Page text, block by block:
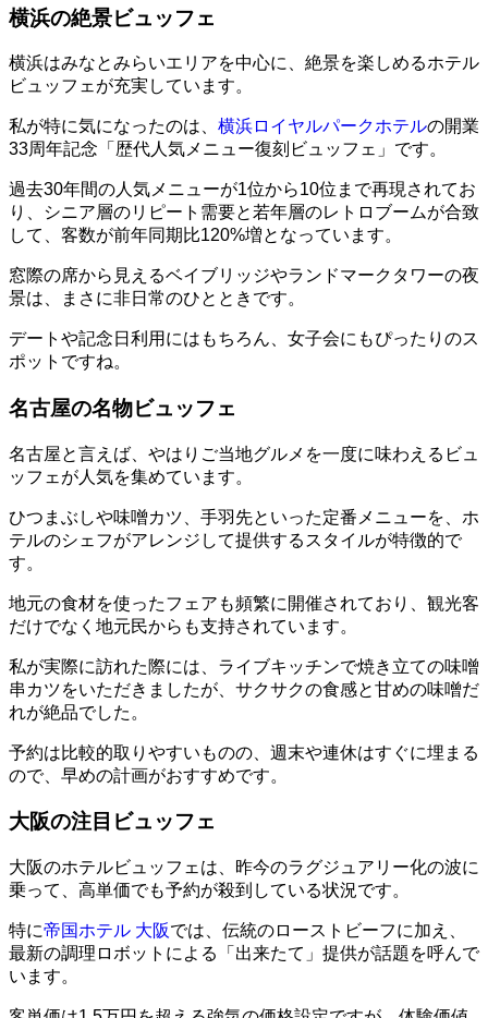
横浜の絶景ビュッフェ
横浜はみなとみらいエリアを中心に、絶景を楽しめるホテル
ビュッフェが充実しています。
私が特に気になったのは、 横浜ロイヤルパークホテルの開業
33周年記念「歴代人気メニュー復刻ビュッフェ」です。
過去30年間の人気メニューが1位から10位まで再現されてお
り、シニア層のリピート需要と若年層のレトロブームが合致
して、客数が前年同期比120%増となっています。
窓際の席から見えるベイブリッジやランドマークタワーの夜
景は、まさに非日常のひとときです。
デートや記念日利用にはもちろん、女子会にもぴったりのス
ポットですね。
名古屋の名物ビュッフェ
名古屋と言えば、やはりご当地グルメを一度に味わえるビュ
ッフェが人気を集めています。
ひつまぶしや味噌カツ、手羽先といった定番メニューを、ホ
テルのシェフがアレンジして提供するスタイルが特徴的で
す。
地元の食材を使ったフェアも頻繁に開催されており、観光客
だけでなく地元民からも支持されています。
私が実際に訪れた際には、ライブキッチンで焼き立ての味噌
串カツをいただきましたが、サクサクの食感と甘めの味噌だ
れが絶品でした。
予約は比較的取りやすいものの、週末や連休はすぐに埋まる
ので、早めの計画がおすすめです。
大阪の注目ビュッフェ
大阪のホテルビュッフェは、昨今のラグジュアリー化の波に
乗って、高単価でも予約が殺到している状況です。
特に帝国ホテル 大阪では、伝統のローストビーフに加え、
最新の調理ロボットによる「出来たて」提供が話題を呼んで
います。